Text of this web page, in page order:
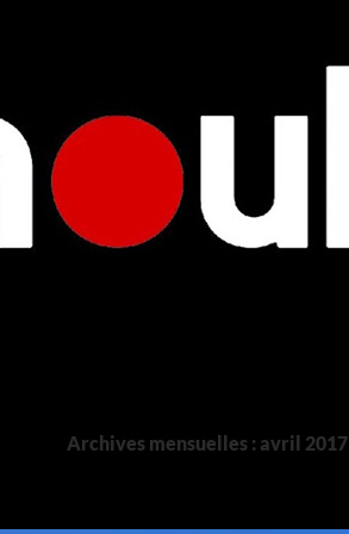
Archives mensuelles : avril 2017